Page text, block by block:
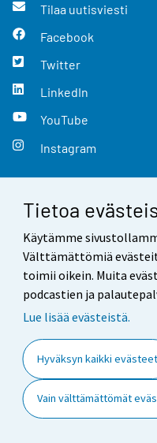
Tietoa
Käytämme
Välttämättömiä
toimii oikein. Muita
podcastien ja
Lue lisää evästeistä.
Hyväksyn kaikki evästeet
Vain välttämättömät
Tilaa uutisviesti
Facebook
Twitter
LinkedIn
YouTube
Instagram
Yhteystiedot
Palaute
Käyttöehdot
Saavutettavuus
Tietoa sivustosta
Evästeasetukset